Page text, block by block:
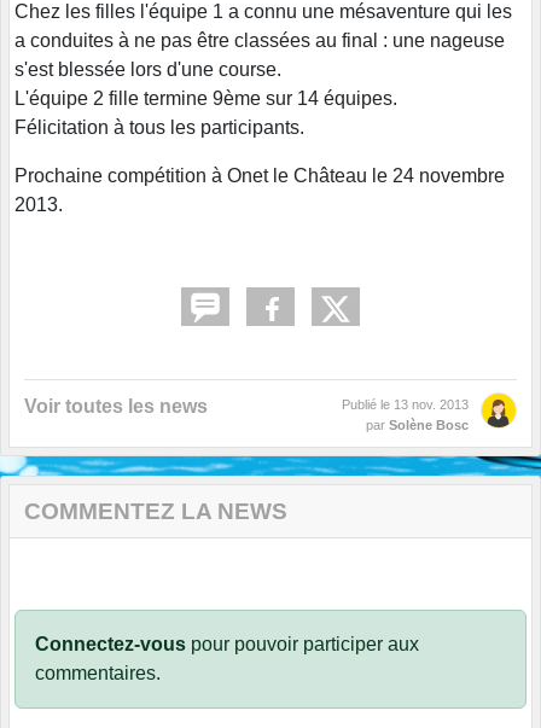
Chez les filles l'équipe 1 a connu une mésaventure qui les
a conduites à ne pas être classées au final : une nageuse
s'est blessée lors d'une course.
L'équipe 2 fille termine 9ème sur 14 équipes.
Félicitation à tous les participants.
Prochaine compétition à Onet le Château le 24 novembre
2013.
Voir toutes les news Publié le 13 nov. 2013
par Solène Bosc
COMMENTEZ LA NEWS
Connectez-vous pour pouvoir participer aux
commentaires.